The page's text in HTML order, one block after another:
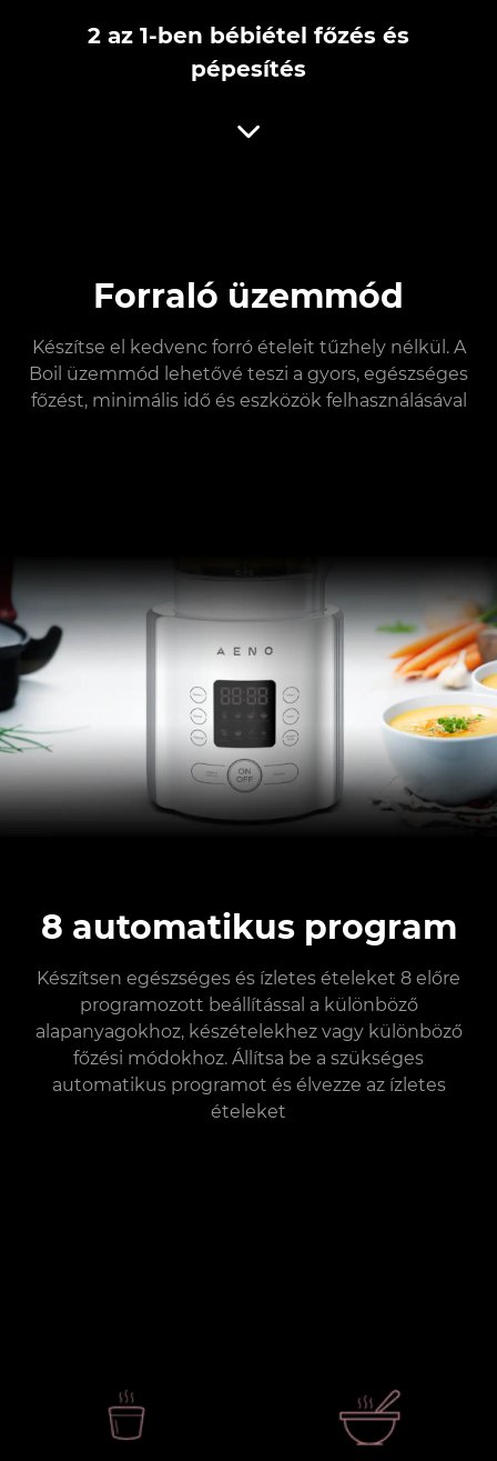
2 az 1-ben bébiétel főzés és
pépesítés
Forraló üzemmód
Készítse el kedvenc forró ételeit tűzhely nélkül. A
Boil üzemmód lehetővé teszi a gyors, egészséges
főzést, minimális idő és eszközök felhasználásával
8 automatikus program
Készítsen egészséges és ízletes ételeket 8 előre
programozott beállítással a különböző
alapanyagokhoz, készételekhez vagy különböző
főzési módokhoz. Állítsa be a szükséges
automatikus programot és élvezze az ízletes
ételeket